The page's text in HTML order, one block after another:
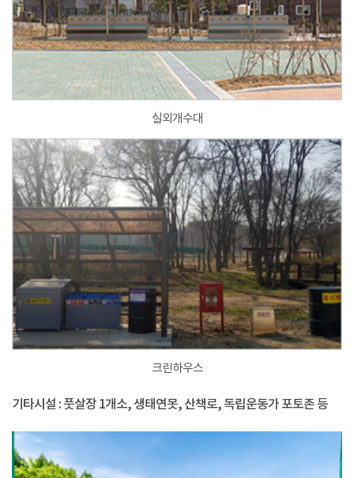
실외개수대
크린하우스
기타시설 : 풋살장 1개소, 생태연못, 산책로, 독립운동가 포토존 등